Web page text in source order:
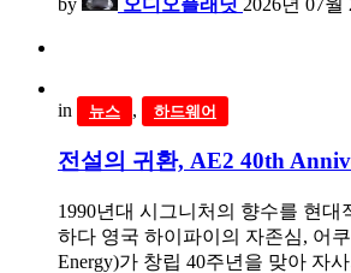
by 오디오플래닛 2026년 07월
in 뉴스 , 하드웨어
전설의 귀환, AE2 40th
1990년대 시그니처의 향수를 현대
하다 영국 하이파이의 자존심, 어
Energy)가 창립 40주년을 맞아 자